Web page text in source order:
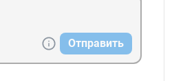
Отправить